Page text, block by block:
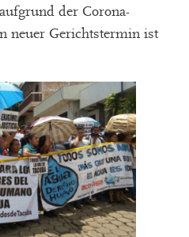
der Corona-
neuer Gerichtstermin ist